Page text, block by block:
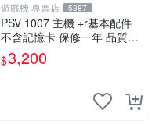
遊戲機 專賣店 5387
PSV 1007 主機 +r基本配件
不含記憶卡 保修一年 品質有
保障
$3,200